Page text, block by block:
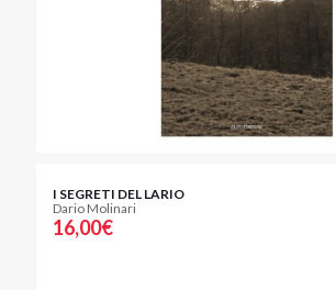
I SEGRETI DEL LARIO
Dario Molinari
16,00€